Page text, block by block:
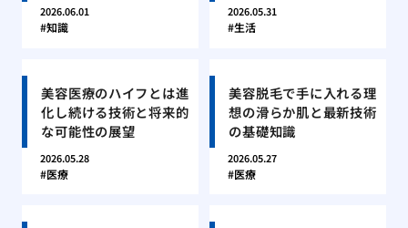
2026.06.01
知識
2026.05.31
生活
美容医療のハイフとは進
化し続ける技術と将来的
な可能性の展望
2026.05.28
医療
美容脱毛で手に入れる理
想の滑らか肌と最新技術
の基礎知識
2026.05.27
医療